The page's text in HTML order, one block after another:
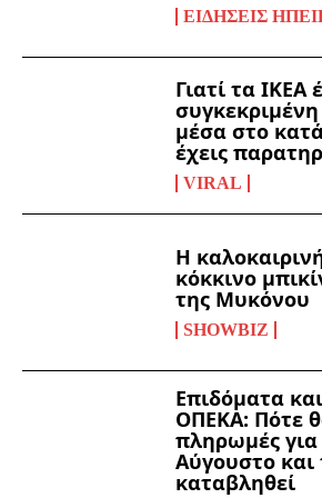
ΕΙΔΉΣΕΙΣ
Γιατί τα ΙΚΕΑ
μέσα στο
έχεις
VIRAL
Η
κόκκινο
της Μυκόνου
SHOWBIZ
Επιδόματα
ΟΠΕΚΑ: Πότε
πληρωμές
Αύγουστο και
καταβληθεί